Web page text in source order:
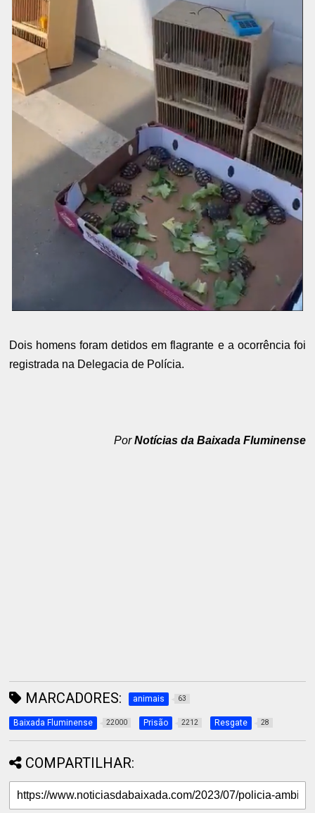
Dois homens foram detidos em flagrante e a ocorrência foi
registrada na Delegacia de Polícia.
PorNotícias da Baixada Fluminense
MARCADORES: animais 63
Baixada Fluminense 22000 Prisão 2212 Resgate 28
COMPARTILHAR: